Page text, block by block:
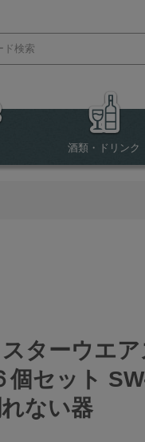
酒類・ドリンク
ターウエ
個セット
ない器